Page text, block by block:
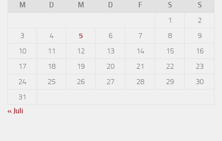
M
D M D F S
S
1
2
3
4 5 6 7 8
9
10
11 12 13 14 15
16
17
18 19 20 21 22
23
24
25 26 27 28 29
30
31
« Juli